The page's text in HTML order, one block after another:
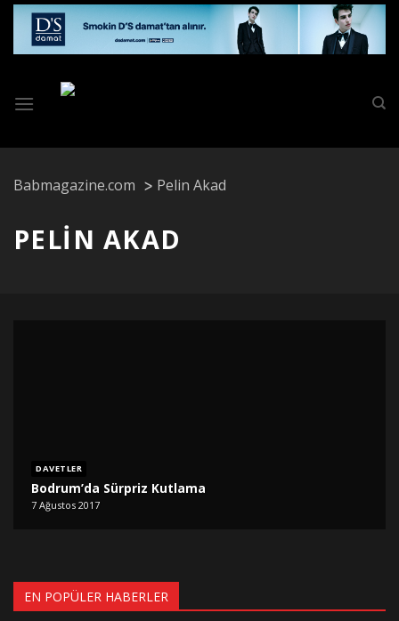
Skip
content
Babmagazine.com Pelin Akad
PELIN AKAD
DAVETLER
Bodrum’da Sürpriz Kutlama
7 Ağustos 2017
EN POPÜLER HABERLER